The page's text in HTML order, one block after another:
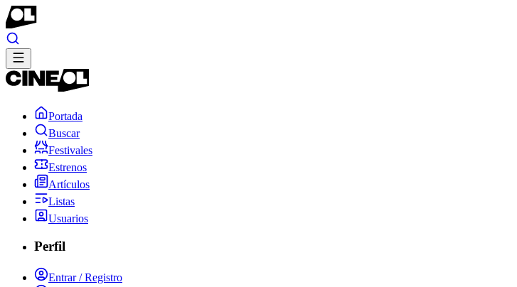
Portada
Buscar
Festivales
Estrenos
Artículos
Listas
Usuarios
Perfil
Entrar / Registro